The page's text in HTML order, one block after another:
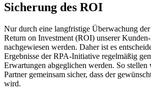
Sicherung des ROI
Nur durch eine langfristige Überwachung
Return on Investment (ROI) unserer
nachgewiesen werden. Daher ist es
Ergebnisse der RPA-Initiative regelmäßig
Erwartungen abgeglichen werden. So stellen
Partner gemeinsam sicher, dass der
wird.